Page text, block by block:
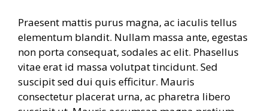
Praesent mattis purus magna, ac iaculis tellus
elementum blandit. Nullam massa ante, egestas
non porta consequat, sodales ac elit. Phasellus
vitae erat id massa volutpat tincidunt. Sed
suscipit sed dui quis efficitur. Mauris
consectetur placerat urna, ac pharetra libero